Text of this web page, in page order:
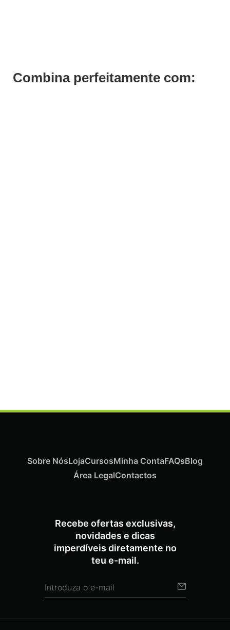
Combina perfeitamente com:
Recebe ofertas exclusivas,
novidades e dicas
imperdíveis diretamente no
teu e-mail.
Sobre NósLojaCursosMinha ContaFAQsBlog
Área LegalContactos